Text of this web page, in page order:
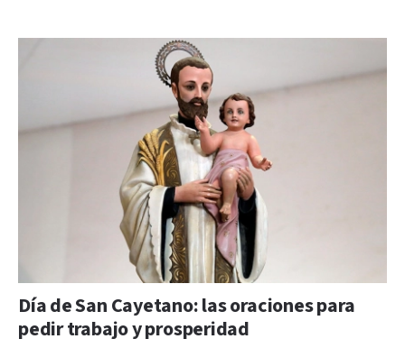
Día de San Cayetano: las oraciones para
pedir trabajo y prosperidad